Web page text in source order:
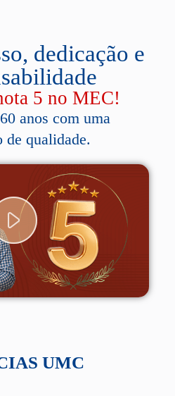
dedicação e
5 no MEC!
anos com uma
de qualidade.
UMC